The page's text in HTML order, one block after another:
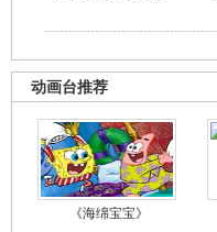
动画台推荐
《海绵宝宝》